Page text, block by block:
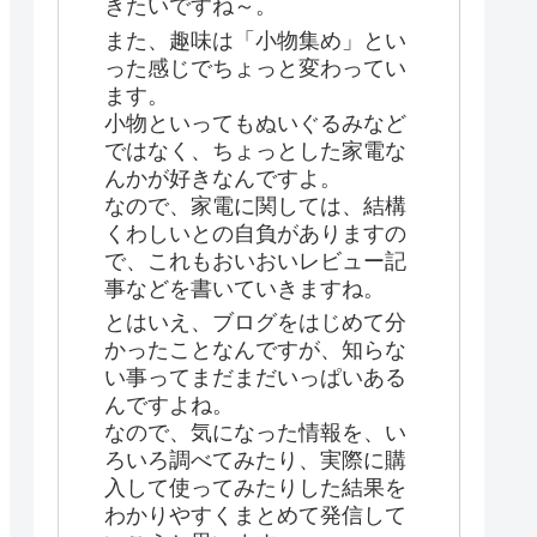
きたいですね～。
また、趣味は「小物集め」とい
った感じでちょっと変わってい
ます。
小物といってもぬいぐるみなど
ではなく、ちょっとした家電な
んかが好きなんですよ。
なので、家電に関しては、結構
くわしいとの自負がありますの
で、これもおいおいレビュー記
事などを書いていきますね。
とはいえ、ブログをはじめて分
かったことなんですが、知らな
い事ってまだまだいっぱいある
んですよね。
なので、気になった情報を、い
ろいろ調べてみたり、実際に購
入して使ってみたりした結果を
わかりやすくまとめて発信して